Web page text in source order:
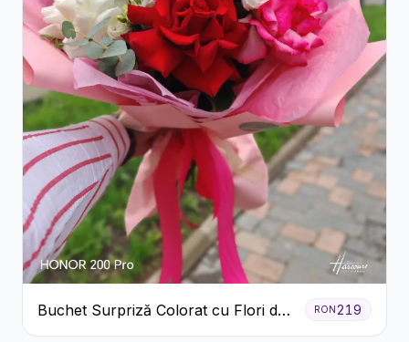
Buchet Surpriză Colorat cu Flori de
Sezon
RON 219